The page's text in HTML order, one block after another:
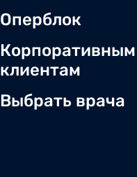
Оперблок
Корпоративным
клиентам
Выбрать врача